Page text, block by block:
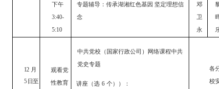
下午
3:40-
5:10
专题辅导：传承湖湘红色基因 坚定理想信
念
邓
卫
永
12 月
5 日至
观看党
性教育
中共党校（国家行政公司）网络课程中共
党史专题
讲座（选 6 个））：
各
校